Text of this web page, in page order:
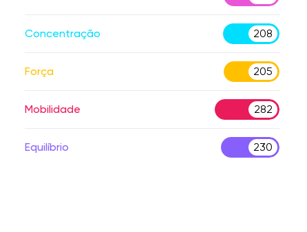
Concentração 208
Força 205
Mobilidade 282
Equilíbrio 230